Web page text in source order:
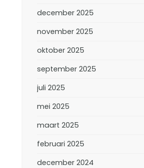
december 2025
november 2025
oktober 2025
september 2025
juli 2025
mei 2025
maart 2025
februari 2025
december 2024